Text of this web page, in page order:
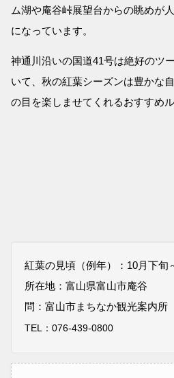
ム湖や庵谷峠展望台からの眺めが
になっています。
神通川沿いの国道41号は絶好のツ
いて、秋の紅葉シーズンは豊かな
の目を楽しませてくれるおすすめ
紅葉の見頃（例年）：10月下旬
所在地：富山県富山市庵谷
問：富山市まちなか観光案内所
TEL： 076-439-0800